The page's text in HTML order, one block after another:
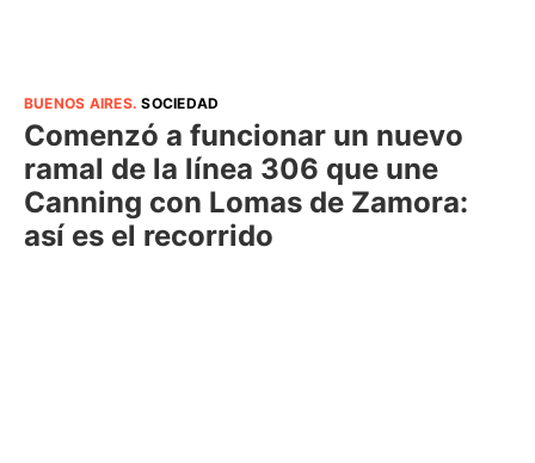
BUENOS AIRES.SOCIEDAD
Comenzó a funcionar un nuevo
ramal de la línea 306 que une
Canning con Lomas de Zamora:
así es el recorrido